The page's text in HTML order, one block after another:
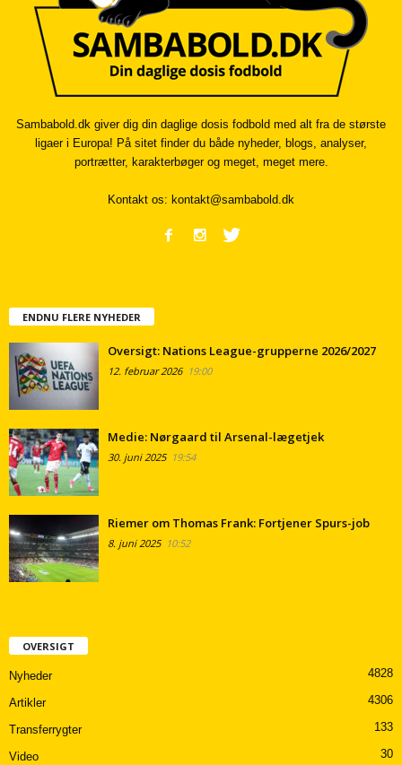
Sambabold.dk giver dig din daglige dosis fodbold med alt fra de største
ligaer i Europa! På sitet finder du både nyheder, blogs, analyser,
portrætter, karakterbøger og meget, meget mere.
Kontakt os: kontakt@sambabold.dk
ENDNU FLERE NYHEDER
Oversigt: Nations League-grupperne 2026/2027
12. februar 202619:00
Medie: Nørgaard til Arsenal-lægetjek
30. juni 202519:54
Riemer om Thomas Frank: Fortjener Spurs-job
8. juni 202510:52
OVERSIGT
Nyheder 4828
Artikler 4306
Transferrygter 133
Video 30